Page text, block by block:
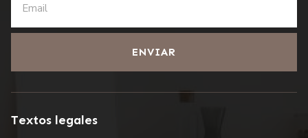
ENVIAR
Textos legales